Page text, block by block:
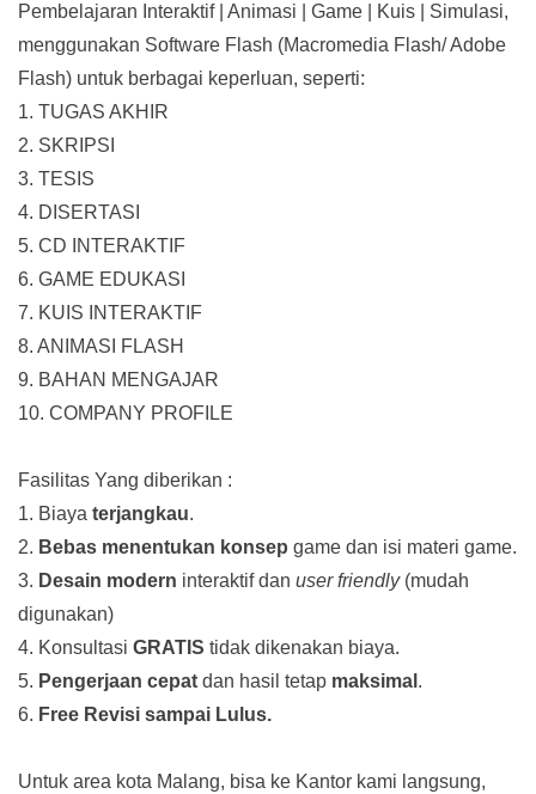
Pembelajaran Interaktif| Animasi | Game | Kuis | Simulasi,
menggunakan Software Flash (Macromedia Flash/ Adobe
Flash) untuk berbagai keperluan, seperti:
1. TUGAS AKHIR
2. SKRIPSI
3. TESIS
4. DISERTASI
5. CD INTERAKTIF
6. GAME EDUKASI
7. KUIS INTERAKTIF
8. ANIMASI FLASH
9. BAHAN MENGAJAR
10. COMPANY PROFILE
Fasilitas Yang diberikan :
1. Biaya terjangkau.
2. Bebas menentukan konsep game dan isi materi game.
3. Desain modern interaktif dan user friendly(mudah
digunakan)
4. Konsultasi GRATIS tidak dikenakan biaya.
5. Pengerjaan cepat dan hasil tetap maksimal .
6. Free Revisi sampai Lulus.
Untuk area kota Malang, bisa ke Kantor kami langsung,